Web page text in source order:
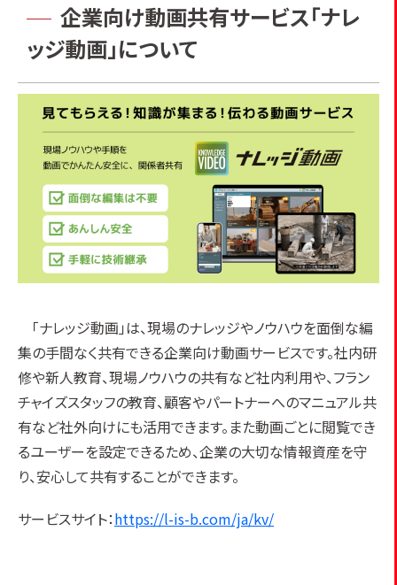
企業向け動画共有サービス「ナレ
ッジ動画」について
「ナレッジ動画」は、現場のナレッジやノウハウを面倒な編
集の手間なく共有できる企業向け動画サービスです。社内研
修や新人教育、現場ノウハウの共有など社内利用や、フラン
チャイズスタッフの教育、顧客やパートナーへのマニュアル共
有など社外向けにも活用できます。また動画ごとに閲覧でき
るユーザーを設定できるため、企業の大切な情報資産を守
り、安心して共有することができます。
サービスサイト：https://l-is-b.com/ja/kv/